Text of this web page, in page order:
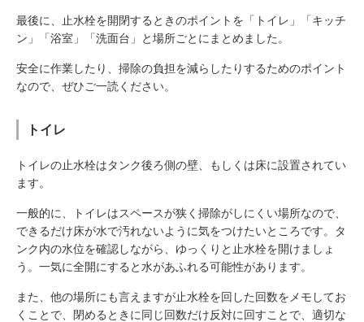
最後に、止水栓を開閉するときのポイントを「トイレ」「キッチ
ン」「浴室」「洗面台」と場所ごとにまとめました。
安全に作業したり、掃除の負担を減らしたりするためのポイント
なので、ぜひご一読ください。
トイレ
トイレの止水栓はタンク後ろ側の壁、もしくは床に設置されてい
ます。
一般的に、トイレはスペースが狭く掃除がしにくい場所なので、
できるだけ床が水で汚れないように気をつけたいところです。タ
ンク内の水位を確認しながら、ゆっくりと止水栓を開けましょ
う。一気に全開にすると水があふれる可能性があります。
また、他の場所にも言えますが止水栓を回した回数をメモしてお
くことで、閉めるときに同じ回数だけ反対に回すことで、適切な